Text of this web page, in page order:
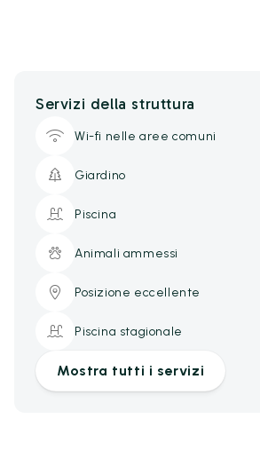
Servizi della struttura
Wi-fi nelle aree comuni
Giardino
Piscina
Animali ammessi
Posizione eccellente
Piscina stagionale
Mostra tutti i servizi